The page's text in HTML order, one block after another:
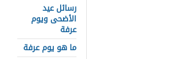
رسائل عيد
الأضحى ويوم
عرفة
ما هو يوم عرفة